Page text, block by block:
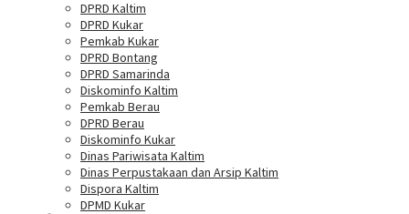
DPRD Kaltim
DPRD Kukar
Pemkab Kukar
DPRD Bontang
DPRD Samarinda
Diskominfo Kaltim
Pemkab Berau
DPRD Berau
Diskominfo Kukar
Dinas Pariwisata Kaltim
Dinas Perpustakaan dan Arsip Kaltim
Dispora Kaltim
DPMD Kukar